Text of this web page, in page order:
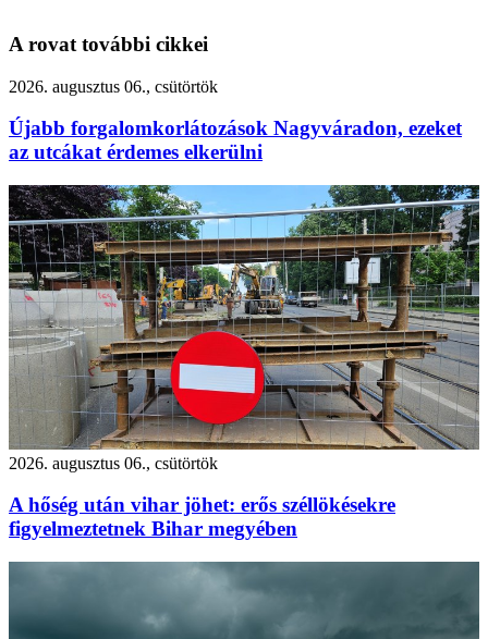
A rovat további cikkei
2026. augusztus 06., csütörtök
Újabb forgalomkorlátozások Nagyváradon, ezeket
az utcákat érdemes elkerülni
2026. augusztus 06., csütörtök
A hőség után vihar jöhet: erős széllökésekre
figyelmeztetnek Bihar megyében